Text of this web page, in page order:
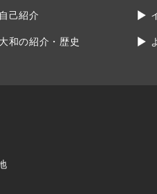
自己紹介
大和の紹介・歴史